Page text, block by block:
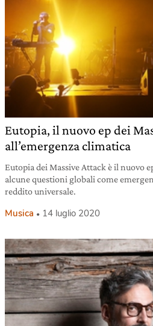
Eutopia, il nuovo ep dei
all’emergenza climatica
Eutopia dei Massive Attack è il nuovo
alcune questioni globali come
reddito universale.
Musica 14 luglio 2020